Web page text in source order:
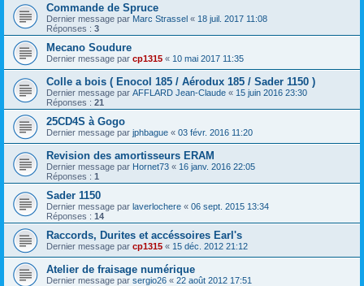
Commande de Spruce
Dernier message par Marc Strassel « 18 juil. 2017 11:08
Réponses : 3
Mecano Soudure
Dernier message par cp1315 « 10 mai 2017 11:35
Colle a bois ( Enocol 185 / Aérodux 185 / Sader 1150 )
Dernier message par AFFLARD Jean-Claude « 15 juin 2016 23:30
Réponses : 21
25CD4S à Gogo
Dernier message par jphbague « 03 févr. 2016 11:20
Revision des amortisseurs ERAM
Dernier message par Hornet73 « 16 janv. 2016 22:05
Réponses : 1
Sader 1150
Dernier message par laverlochere « 06 sept. 2015 13:34
Réponses : 14
Raccords, Durites et accéssoires Earl's
Dernier message par cp1315 « 15 déc. 2012 21:12
Atelier de fraisage numérique
Dernier message par sergio26 « 22 août 2012 17:51